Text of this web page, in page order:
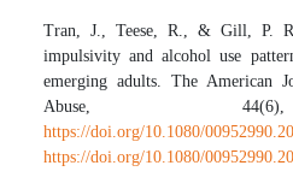
Tran, J., Teese, R., & Gill, P.
impulsivity and alcohol use
emerging adults. The American
Abuse,
https://doi.org/10.1080/
https://doi.org/10.1080/